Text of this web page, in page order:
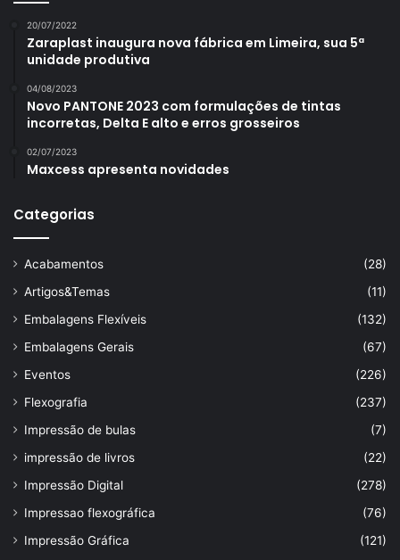
20/07/2022
Zaraplast inaugura nova fábrica em Limeira, sua 5ª
unidade produtiva
04/08/2023
Novo PANTONE 2023 com formulações de tintas
incorretas, Delta E alto e erros grosseiros
02/07/2023
Maxcess apresenta novidades
Categorias
Acabamentos
(28)
Artigos&Temas
(11)
Embalagens Flexíveis
(132)
Embalagens Gerais
(67)
Eventos
(226)
Flexografia
(237)
Impressão de bulas
(7)
impressão de livros
(22)
Impressão Digital
(278)
Impressao flexográfica
(76)
Impressão Gráfica
(121)